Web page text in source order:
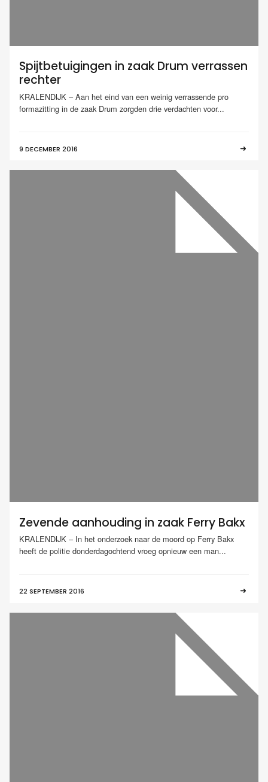
Spijtbetuigingen in zaak Drum verrassen
rechter
KRALENDIJK – Aan het eind van een weinig verrassende pro
formazitting in de zaak Drum zorgden drie verdachten voor...
9 DECEMBER 2016
Zevende aanhouding in zaak Ferry Bakx
KRALENDIJK – In het onderzoek naar de moord op Ferry Bakx
heeft de politie donderdagochtend vroeg opnieuw een man...
22 SEPTEMBER 2016